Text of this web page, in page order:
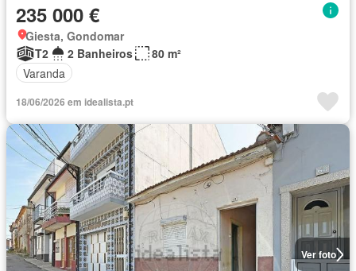
235 000 €
Giesta, Gondomar
T2
2 Banheiros
80 m²
Varanda
18/06/2026 em idealista.pt
Ver foto